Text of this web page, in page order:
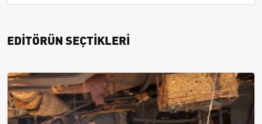
EDİTÖRÜN SEÇTİKLERİ